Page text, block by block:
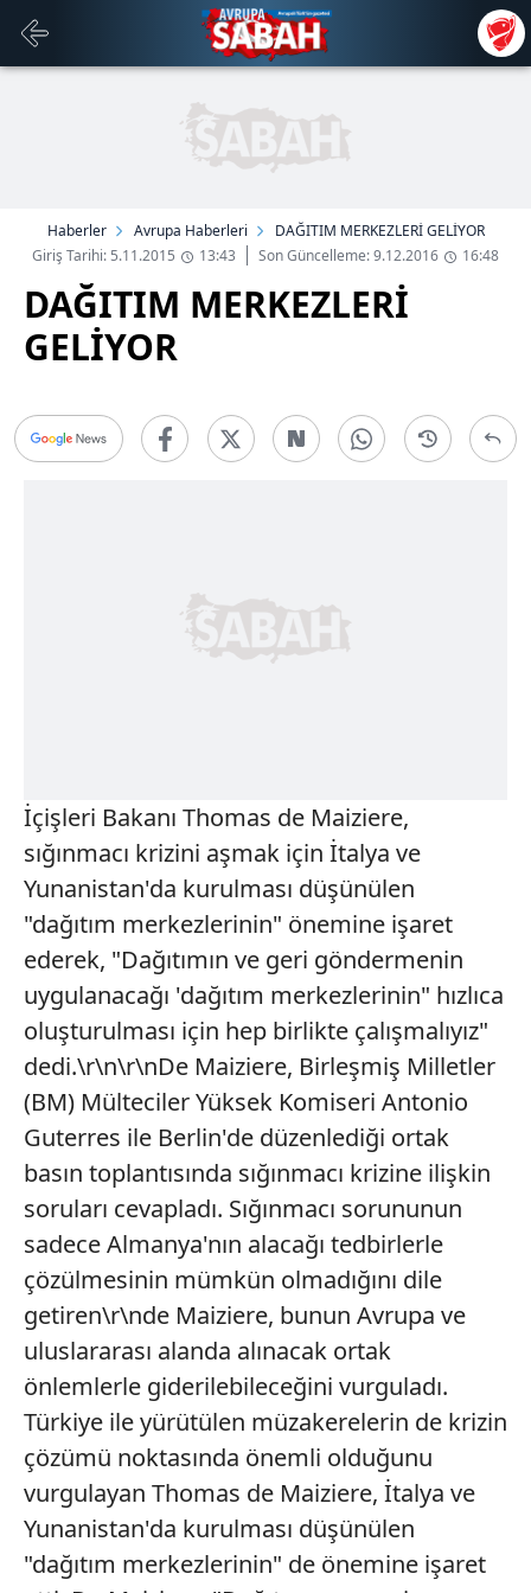
Haberler Avrupa Haberleri
DAĞITIM MERKEZLERİ GELİYOR
Giriş Tarihi: 5.11.2015
13:43 Son Güncelleme: 9.12.2016 16:48
DAĞITIM MERKEZLERİ
GELİYOR
İçişleri Bakanı Thomas de Maiziere,
sığınmacı krizini aşmak için İtalya ve
Yunanistan'da kurulması düşünülen
"dağıtım merkezlerinin" önemine işaret
ederek, "Dağıtımın ve geri göndermenin
uygulanacağı 'dağıtım merkezlerinin" hızlıca
oluşturulması için hep birlikte çalışmalıyız"
dedi.\r\n\r\nDe Maiziere, Birleşmiş Milletler
(BM) Mülteciler Yüksek Komiseri Antonio
Guterres ile Berlin'de düzenlediği ortak
basın toplantısında sığınmacı krizine ilişkin
soruları cevapladı. Sığınmacı sorununun
sadece Almanya'nın alacağı tedbirlerle
çözülmesinin mümkün olmadığını dile
getiren\r\nde Maiziere, bunun Avrupa ve
uluslararası alanda alınacak ortak
önlemlerle giderilebileceğini vurguladı.
Türkiye ile yürütülen müzakerelerin de krizin
çözümü noktasında önemli olduğunu
vurgulayan Thomas de Maiziere, İtalya ve
Yunanistan'da kurulması düşünülen
"dağıtım merkezlerinin" de önemine işaret